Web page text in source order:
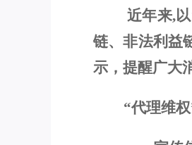
近年来,以
链、非法利益
示 ， 提醒广大
“代理维